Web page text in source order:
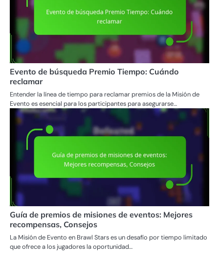
Evento de búsqueda Premio Tiempo: Cuándo
reclamar
Entender la línea de tiempo para reclamar premios de la Misión de
Evento es esencial para los participantes para asegurarse…
Guía de premios de misiones de eventos: Mejores
recompensas, Consejos
La Misión de Evento en Brawl Stars es un desafío por tiempo limitado
que ofrece a los jugadores la oportunidad…